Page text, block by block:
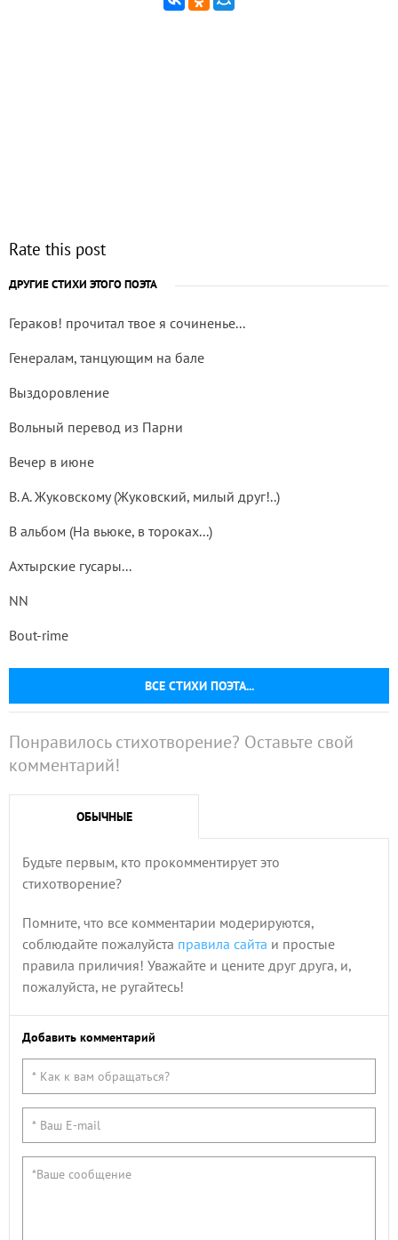
Rate this post
ДРУГИЕ СТИХИ ЭТОГО ПОЭТА
ВСЕ СТИХИ ПОЭТА...
Гераков! прочитал твое я сочиненье...
Генералам, танцующим на бале
Выздоровление
Вольный перевод из Парни
Вечер в июне
В. А. Жуковскому (Жуковский, милый друг!..)
В альбом (На вьюке, в тороках...)
Ахтырские гусары...
NN
Bout-rime
Понравилось стихотворение? Оставьте свой
комментарий!
ОБЫЧНЫЕ
Будьте первым, кто прокомментирует это
стихотворение?
Помните, что все комментарии модерируются,
соблюдайте пожалуйста правила сайта и простые
правила приличия! Уважайте и цените друг друга, и,
пожалуйста, не ругайтесь!
Добавить комментарий